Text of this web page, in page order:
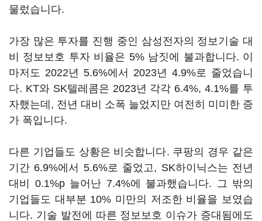
물렀습니다.
가장 많은 투자를 진행 중인 삼성전자의 정보기술 대
비 정보보호 투자 비율은 5% 남짓에 불과합니다. 이
마저도 2022년 5.6%에서 2023년 4.9%로 줄었습니
다. KT와 SK텔레콤은 2023년 각각 6.4%, 4.1%를 투
자했는데 , 전년 대비 소폭 늘었지만 여전히 미미한 증
가 폭입니다.
다른 기업들도 상황은 비슷합니다. 쿠팡의 경우 같은
기간 6.9%에서 5.6%로 줄었고, SK하이닉스는 전년
대비 0.1%p 늘어난 7.4%에 불과했습니다. 그 밖의
기업들도 대부분 10% 미만의 저조한 비율을 보였습
니다. 기술 발전에 따른 정보보호 이슈가 증대됨에도